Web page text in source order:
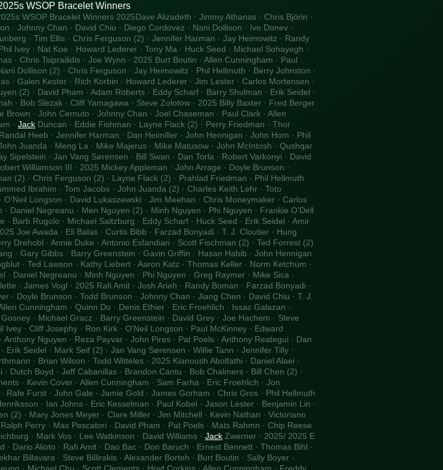
2025s WSOP Bracelet Winners
WSOP Bracelet Winners 2025Dave Alizadeth · Jimmy Athanas · Chris Björin ·
· Johnny Chan · David Chiu · Diego Cordovez · Nani Dollison · Ivo Donev ·
· Tim Ellis · Chris Ferguson (2) · Jennifer Harman · Jay Heimowitz · Randy
Ivey · Nat Koe · Howard Lederer · Tony Ma · Huck Seed · Michael Sohayegh ·
· Chris Tsiprailidis · Joe Wynn · 2025 Burt Boutin · Allen Cunningham · Paul
Dollison (2) · Chris Ferguson · Jay Heimowitz · Phil Hellmuth · Berry Johnston ·
· Galen Kester · Rich Korbin · Howard Lederer · Jim Lester · Carlos Mortensen ·
(2) · David Pham · Adam Roberts · Eddy Scharf · Barry Shulman · Erik Seidel ·
· Bob Slezak · Cliff Yamagawa · Steve Zolotow · 2025 Billy Baxter · Fred Berger
Brown · John Cernuto · Johnny Chan · Joel Chaseman · Paul Clark · Allen
· Jack Duncan · Eddie Fishman · Layne Flack (2) · Perry Friedman · Thor
Heeb · Jennifer Harman · Dan Heimiller · John Hennigan · John Hom · Phil
Juanda · Meng La · Mike Majerus · Mike Matusow · John McIntosh · Qushqar
Sipelstein · Jan Vang Sørensen · Bill Swan · Dan Torla · Robert Varkonyi · David
Williamson III · 2025 Mickey Appleman · John Arrage · Doyle Brunson ·
(2) · Chris Ferguson (2) · Layne Flack (2) · Prahlad Friedman · Phil Hellmuth
Ibrahim · Tom Jacobs · John Juanda (2) · Charles Keith Lehr · Toto
O'Neil Longson · David Lukaszewski · Jim Meehan · Chris Moneymaker · Carlos
· Daniel Negreanu · Men Nguyen (2) · Minh Nguyen · Phi Nguyen · Frankie O'Dell
· Barb Rugolo · Michael Saltzburg · Eddy Scharf · Huck Seed · Erik Seidel · Amir
Joe Awada · Eli Balas · Curtis Bibb · Farzad Bonyadi · T. J. Cloutier · Hung
Drehobl · Annie Duke · Antonio Esfandiari · Scott Fischman (2) · Ted Forrest (2)
· Gary Gibbs · Barry Greenstein · Gavin Griffin · Hasan Habib · John Hennigan
· Ted Lawson · Kathy Liebert · Aaron Katz · Thomas Keller · Norm Ketchum ·
· Daniel Negreanu · Minh Nguyen · Phi Nguyen · Greg Raymer · Mike Sica ·
· James Vogl · 2025 Rafi Amit · Josh Arieh · Randy Boman · Farzad Bonyadi ·
· Doyle Brunson · Todd Brunson · Johnny Chan · Jiang Chen · David Chiu · T. J.
Cunningham · Quinn Do · Denis Ethier · Eric Froehlich · Issac Galazan ·
· Michael Gracz · Barry Greenstein · David Grey · Joe Hachem · Steve
Ivey · Cliff Josephy · Ron Kirk · O'Neil Longson · Paul McKinney · Edward
Anthony Nguyen · Reza Payvar · John Pires · Pat Poels · Anthony Reategui · Dan
Erik Seidel · Mark Seif (2) · Jan Vang Sørensen · Willie Tann · Jennifer Tilly ·
· Brian Wilson · Todd Witteles · 2025 Kianoush Abolfathi · Daniel Alaei ·
· Dutch Boyd · Jeff Cabanillas · Brandon Cantu · Bob Chalmers · Bill Chen (2) ·
· Kevin Cover · Allen Cunningham · Sam Farha · Eric Froehlich · Jon
Rafe Furst · John Gale · Jamie Gold · James Gorham · Chris Gros · Phil Hellmuth
· Ian Johns · Eric Kesselman · Paul Kobel · Jason Lester · Benjamin Lin ·
(2) · Mary Jones Meyer · Clare Miller · Jim Mitchell · Kevin Nathan · Victoriano
Perry · Max Pescatori · David Pham · Pat Poels · Mats Rahmn · Chip Reese
· Mark Vos · Lee Watkinson · David Williams · Jack Zwerner · 2025/ 2025 E
· Dario Alioto · Rafi Amit · Dao Bac · Don Baruch · Ernest Bennett · Thomas Bihl ·
Billavara · Steve Billirakis · Alexander Borteh · Burt Boutin · Sally Boyer ·